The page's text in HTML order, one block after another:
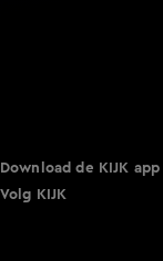
Download de KIJK app
Volg KIJK